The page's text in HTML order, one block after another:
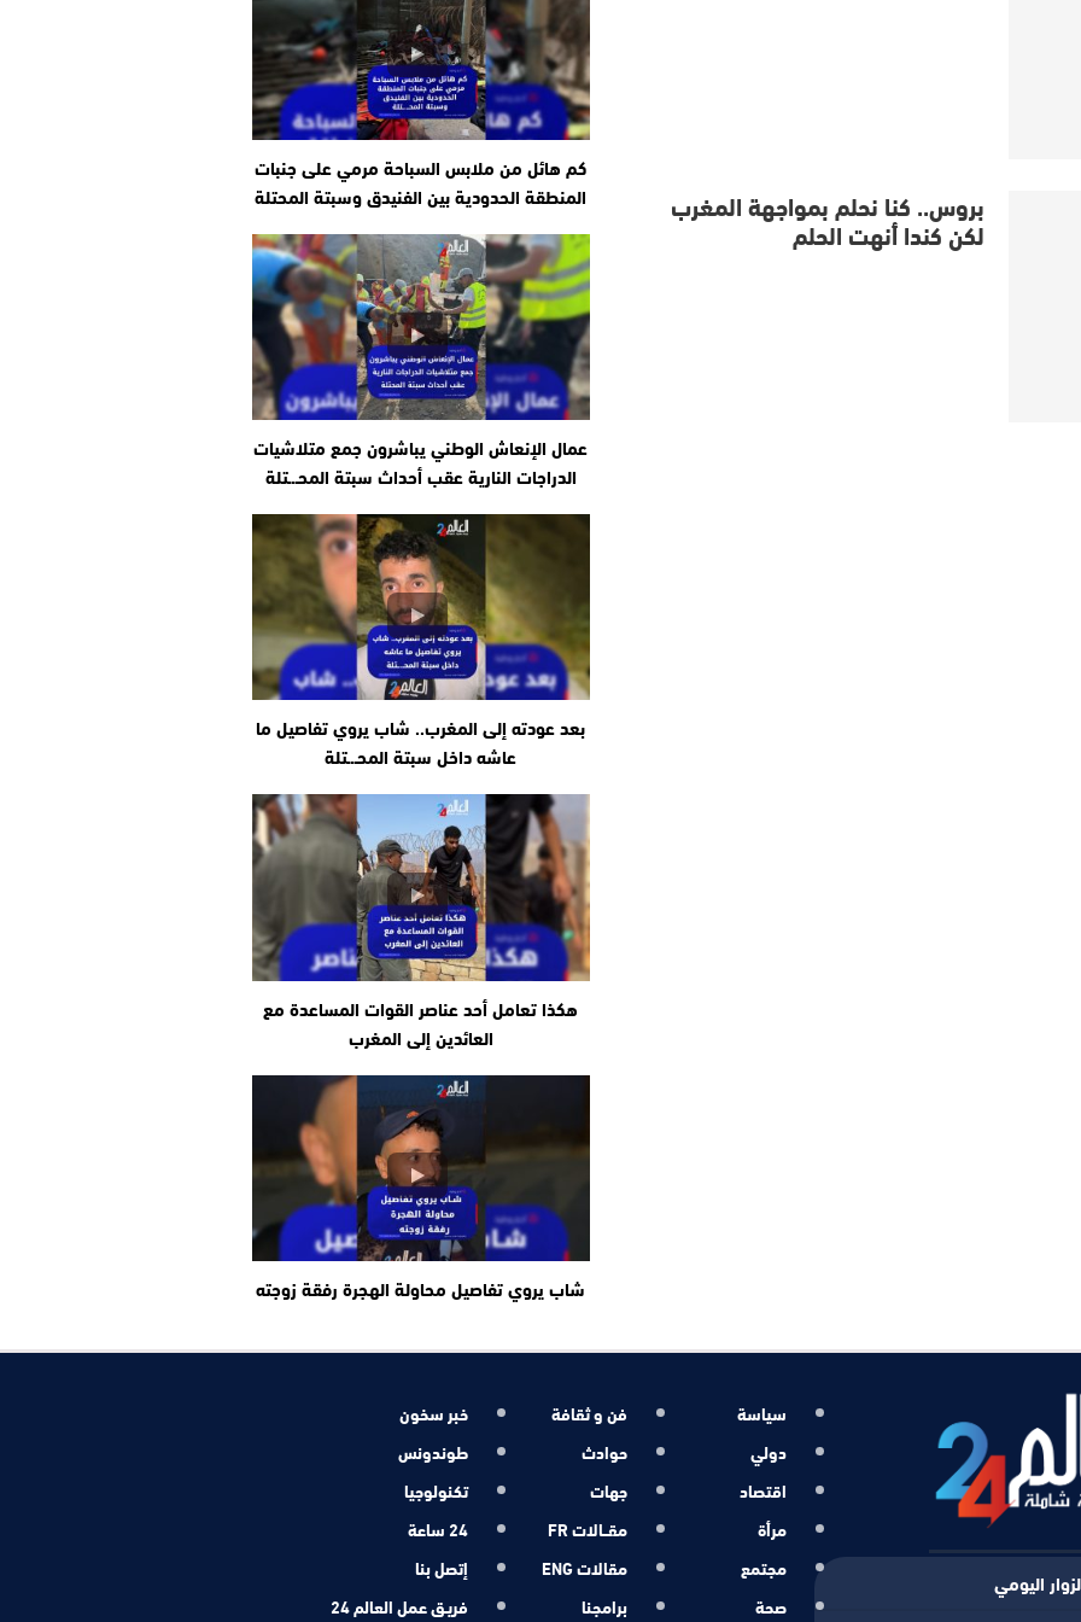
بروس.. كنا نحلم بمواجهة المغرب
لكن كندا أنهت الحلم
كم هائل من ملابس السباحة مرمي على جنبات
المنطقة الحدودية بين الفنيدق وسبتة المحتلة
عمال الإنعاش الوطني يباشرون جمع متلاشيات
الدراجات النارية عقب أحداث سبتة المحـ.ـتلة
بعد عودته إلى المغرب.. شاب يروي تفاصيل ما
عاشه داخل سبتة المحـ.ـتلة
هكذا تعامل أحد عناصر القوات المساعدة مع
العائدين إلى المغرب
شاب يروي تفاصيل محاولة الهجرة رفقة زوجته
اليومي
سياسة
دولي
اقتصاد
مرأة
مجتمع
صحة
فن و ثقافة
حوادث
جهات
مقــالات FR
مقالات ENG
برامجنا
خبر سخون
طوندونس
تكنولوجيا
24 ساعة
إتصل بنا
فريـق عمل العالم 24